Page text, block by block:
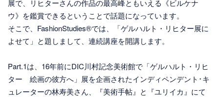
展で、リヒターさんの作品の最高峰ともいえる《ビルケナ
ウ》を鑑賞できるということで話題になっています。
そこで、FashionStudies®では、「ゲルハルト・リヒター展に
よせて」と題しまして、連続講座を開講します。
Part.1は、16年前にDIC川村記念美術館で「ゲルハルト・リヒ
ター 絵画の彼方へ」展を企画されたインディペンデント･キ
ュレーターの林寿美さん、『美術手帖』と『ユリイカ』にて